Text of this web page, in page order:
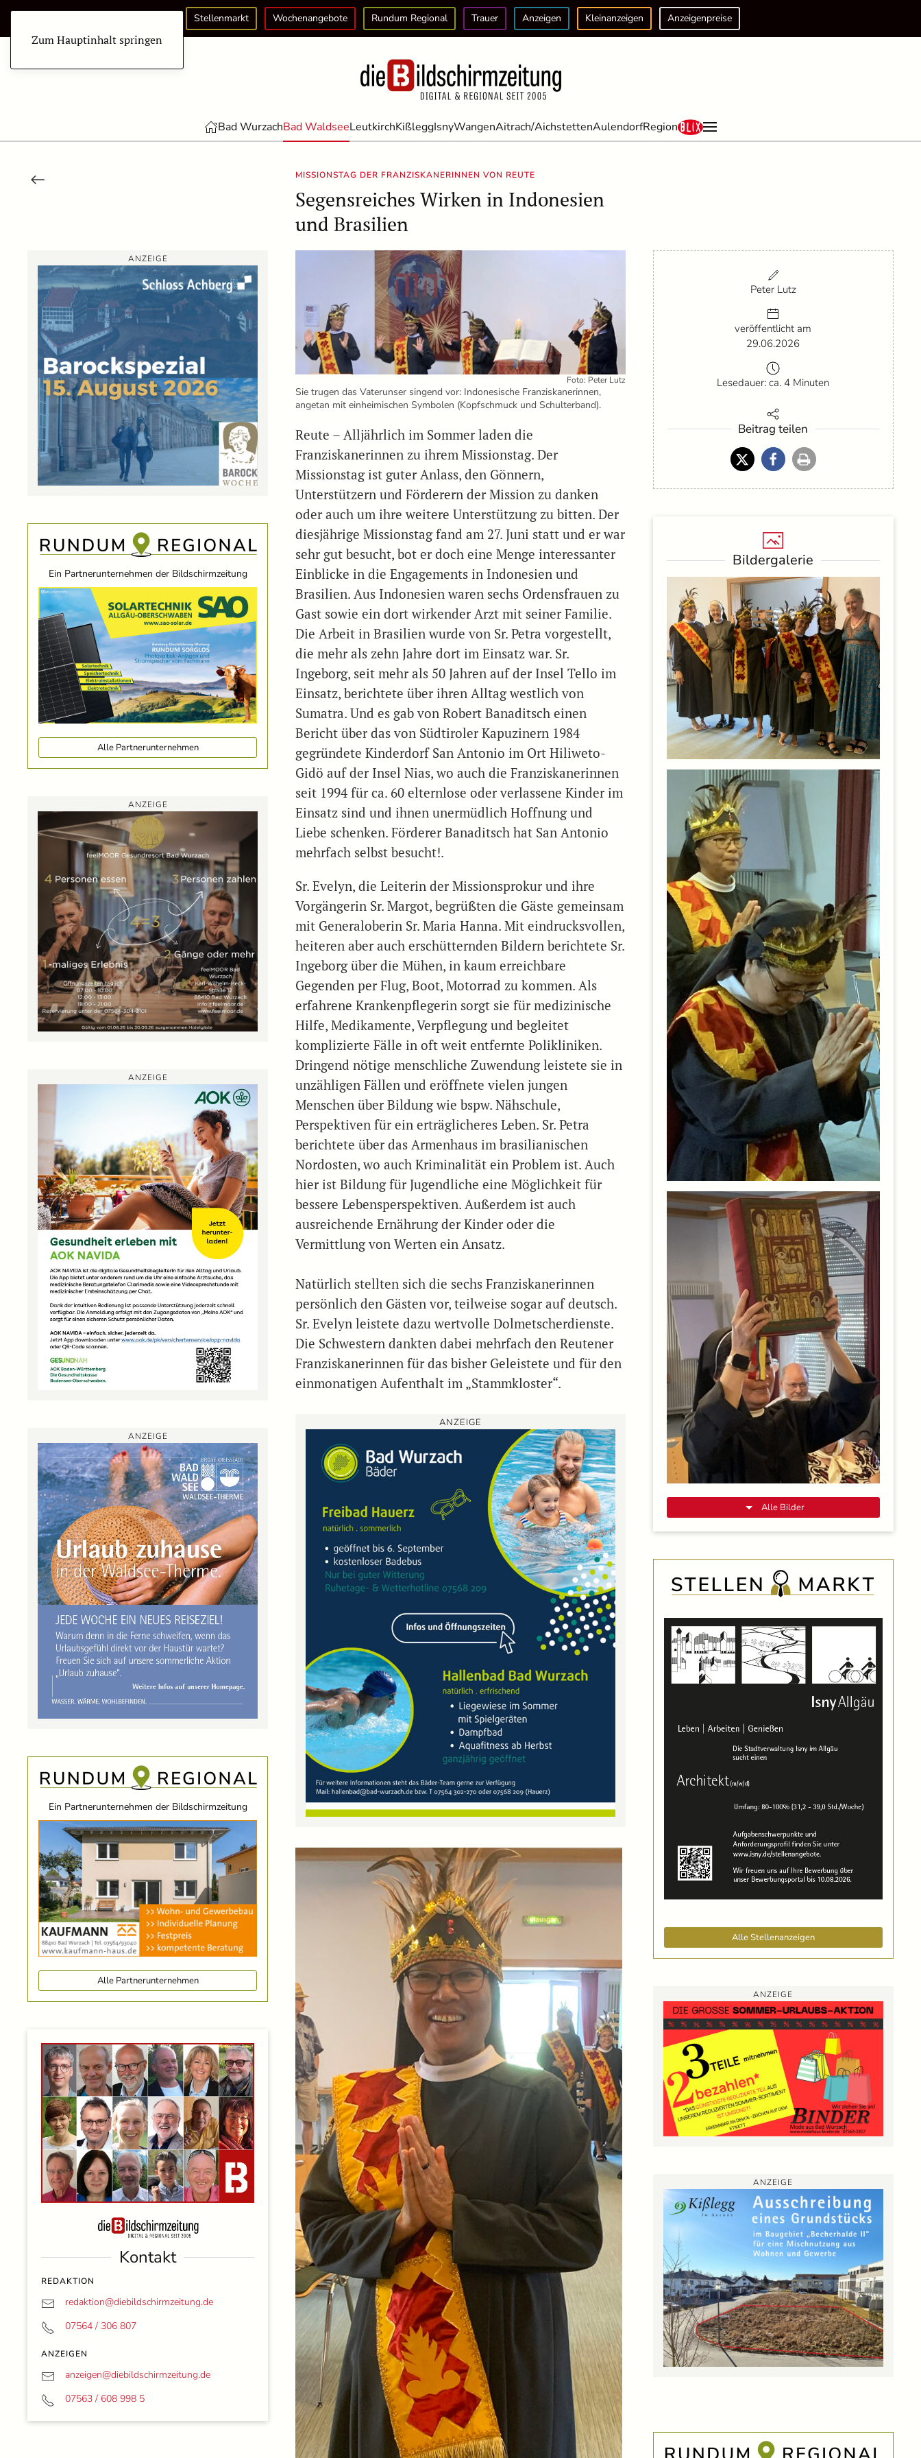
Zum Hauptinhalt springen
Stellenmarkt Wochenangebote Rundum Regional Trauer Anzeigen Kleinanzeigen Anzeigenpreise
Bad WurzachBad WaldseeLeutkirchKißleggIsnyWangenAitrach/AichstettenAulendorfRegion
MISSIONSTAG DER FRANZISKANERINNEN VON REUTE
Segensreiches Wirken in Indonesien
und Brasilien
ANZEIGE
Ein Partnerunternehmen der Bildschirmzeitung
Alle Partnerunternehmen
ANZEIGE
ANZEIGE
ANZEIGE
Ein Partnerunternehmen der Bildschirmzeitung
Alle Partnerunternehmen
Kontakt
REDAKTION
redaktion@diebildschirmzeitung.de
07564 / 306 807
ANZEIGEN
anzeigen@diebildschirmzeitung.de
07563 / 608 998 5
Foto: Peter Lutz
Sie trugen das Vaterunser singend vor: Indonesische Franziskanerinnen,
angetan mit einheimischen Symbolen (Kopfschmuck und Schulterband).
Reute – Alljährlich im Sommer laden die
Franziskanerinnen zu ihrem Missionstag. Der
Missionstag ist guter Anlass, den Gönnern,
Unterstützern und Förderern der Mission zu danken
oder auch um ihre weitere Unterstützung zu bitten. Der
diesjährige Missionstag fand am 27. Juni statt und er war
sehr gut besucht, bot er doch eine Menge interessanter
Einblicke in die Engagements in Indonesien und
Brasilien. Aus Indonesien waren sechs Ordensfrauen zu
Gast sowie ein dort wirkender Arzt mit seiner Familie.
Die Arbeit in Brasilien wurde von Sr. Petra vorgestellt,
die mehr als zehn Jahre dort im Einsatz war. Sr.
Ingeborg, seit mehr als 50 Jahren auf der Insel Tello im
Einsatz, berichtete über ihren Alltag westlich von
Sumatra. Und es gab von Robert Banaditsch einen
Bericht über das von Südtiroler Kapuzinern 1984
gegründete Kinderdorf San Antonio im Ort Hiliweto-
Gidö auf der Insel Nias, wo auch die Franziskanerinnen
seit 1994 für ca. 60 elternlose oder verlassene Kinder im
Einsatz sind und ihnen unermüdlich Hoffnung und
Liebe schenken. Förderer Banaditsch hat San Antonio
mehrfach selbst besucht!.
Sr. Evelyn, die Leiterin der Missionsprokur und ihre
Vorgängerin Sr. Margot, begrüßten die Gäste gemeinsam
mit Generaloberin Sr. Maria Hanna. Mit eindrucksvollen,
heiteren aber auch erschütternden Bildern berichtete Sr.
Ingeborg über die Mühen, in kaum erreichbare
Gegenden per Flug, Boot, Motorrad zu kommen. Als
erfahrene Krankenpflegerin sorgt sie für medizinische
Hilfe, Medikamente, Verpflegung und begleitet
komplizierte Fälle in oft weit entfernte Polikliniken.
Dringend nötige menschliche Zuwendung leistete sie in
unzähligen Fällen und eröffnete vielen jungen
Menschen über Bildung wie bspw. Nähschule,
Perspektiven für ein erträglicheres Leben. Sr. Petra
berichtete über das Armenhaus im brasilianischen
Nordosten, wo auch Kriminalität ein Problem ist. Auch
hier ist Bildung für Jugendliche eine Möglichkeit für
bessere Lebensperspektiven. Außerdem ist auch
ausreichende Ernährung der Kinder oder die
Vermittlung von Werten ein Ansatz.
Natürlich stellten sich die sechs Franziskanerinnen
persönlich den Gästen vor, teilweise sogar auf deutsch.
Sr. Evelyn leistete dazu wertvolle Dolmetscherdienste.
Die Schwestern dankten dabei mehrfach den Reutener
Franziskanerinnen für das bisher Geleistete und für den
einmonatigen Aufenthalt im „Stammkloster“.
ANZEIGE
Peter Lutz
veröffentlicht am
29.06.2026
Lesedauer: ca. 4 Minuten
Beitrag teilen
Bildergalerie
Alle Bilder
Alle Stellenanzeigen
ANZEIGE
ANZEIGE